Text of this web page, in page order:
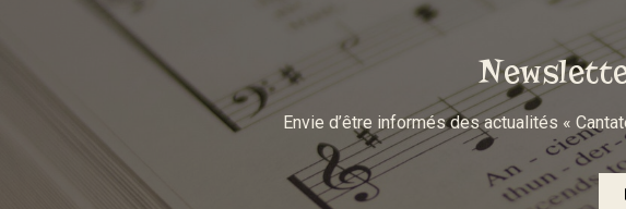
Envie d’être informés des actualités «